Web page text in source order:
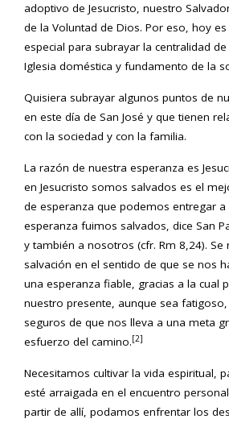
adoptivo de Jesucristo, nuestro
de la Voluntad de Dios. Por eso, hoy
especial para subrayar la centralidad
Iglesia doméstica y fundamento de la
Quisiera subrayar algunos puntos de
en este día de San José y que tienen
con la sociedad y con la familia.
La razón de nuestra esperanza es
en Jesucristo somos salvados es el
de esperanza que podemos entregar a
esperanza fuimos salvados, dice San
y también a nosotros (cfr. Rm 8,24). Se
salvación en el sentido de que se nos
una esperanza fiable, gracias a la cual
nuestro presente, aunque sea
seguros de que nos lleva a una meta
esfuerzo del camino.[2]
Necesitamos cultivar la vida espiritual,
esté arraigada en el encuentro
partir de allí, podamos enfrentar los